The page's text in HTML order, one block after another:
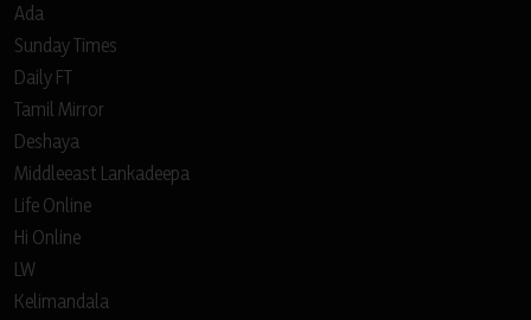
Ada
Sunday Times
Daily FT
Tamil Mirror
Deshaya
Middleeast Lankadeepa
Life Online
Hi Online
LW
Kelimandala